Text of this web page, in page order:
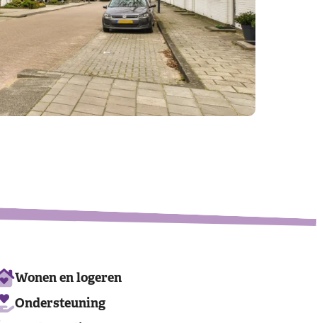
Leaflet|©OpenStreetMapcontributors
Ons
Wonen en logeren
Ondersteuning